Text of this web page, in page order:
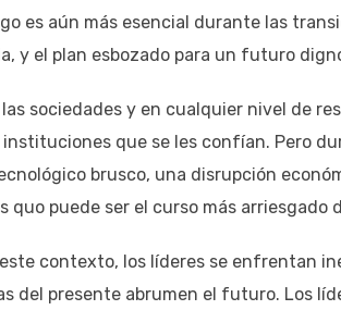
es aún más esencial durante las
y el plan esbozado para un futuro
sociedades y en cualquier nivel de
instituciones que se les confían. Pero
brusco, una disrupción
quo puede ser el curso más arriesgado
contexto, los líderes se enfrentan
del presente abrumen el futuro. Los